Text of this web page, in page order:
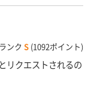
ンク S (1092ポイント)
リクエストされるの